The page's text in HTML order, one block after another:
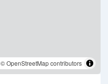
© OpenStreetMap contributors